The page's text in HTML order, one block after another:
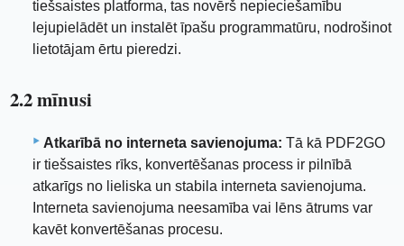
tiešsaistes platforma, tas novērš nepieciešamību
lejupielādēt un instalēt īpašu programmatūru, nodrošinot
lietotājam ērtu pieredzi.
2.2 mīnusi
Atkarībā no interneta savienojuma: Tā kā PDF2GO
ir tiešsaistes rīks, konvertēšanas process ir pilnībā
atkarīgs no lieliska un stabila interneta savienojuma.
Interneta savienojuma neesamība vai lēns ātrums var
kavēt konvertēšanas procesu.